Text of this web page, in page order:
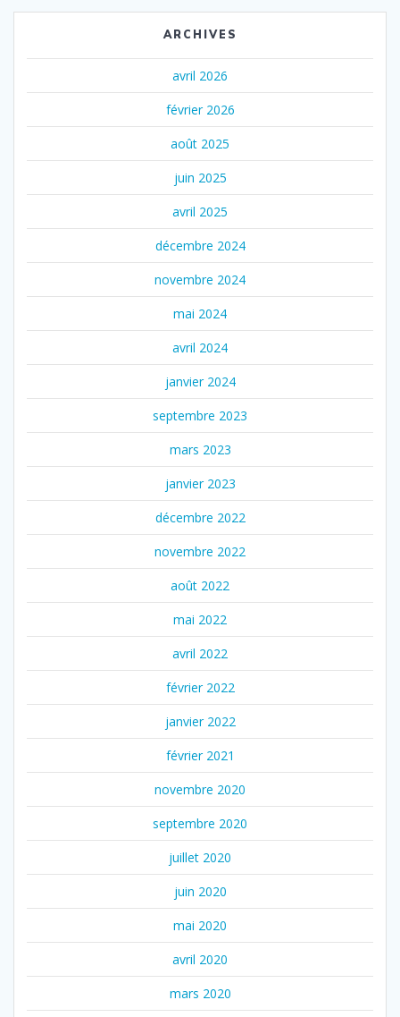
ARCHIVES
avril 2026
février 2026
août 2025
juin 2025
avril 2025
décembre 2024
novembre 2024
mai 2024
avril 2024
janvier 2024
septembre 2023
mars 2023
janvier 2023
décembre 2022
novembre 2022
août 2022
mai 2022
avril 2022
février 2022
janvier 2022
février 2021
novembre 2020
septembre 2020
juillet 2020
juin 2020
mai 2020
avril 2020
mars 2020